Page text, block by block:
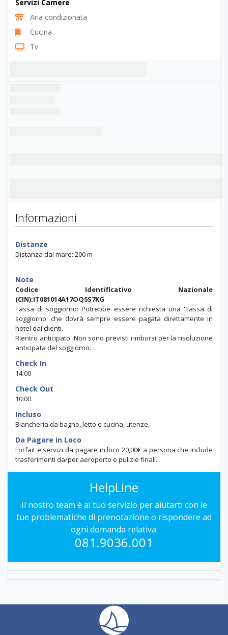
Servizi Camere
Aria condizionata
Cucina
Tv
Informazioni
Distanze
Distanza dal mare: 200 m
Note
Codice Identificativo Nazionale
(CIN):IT081014A17OQ5S7KG
Tassa di soggiorno: Potrebbe essere richiesta una 'Tassa di
soggiorno' che dovrà sempre essere pagata direttamente in
hotel dai clienti.
Rientro anticipato: Non sono previsti rimborsi per la risoluzione
anticipata del soggiorno.
Check In
14:00
Check Out
10:00
Incluso
Biancheria da bagno, letto e cucina, utenze.
Da Pagare in Loco
Forfait e servizi da pagare in loco 20,00€ a persona che include
trasferimenti da/per aeroporto e pulizie finali.
HelpLine
Il nostro team è al tuo servizio per aiutarti con le
tue problematiche di prenotazione o rispondere ad
ogni domanda relativa.
081.9036.001